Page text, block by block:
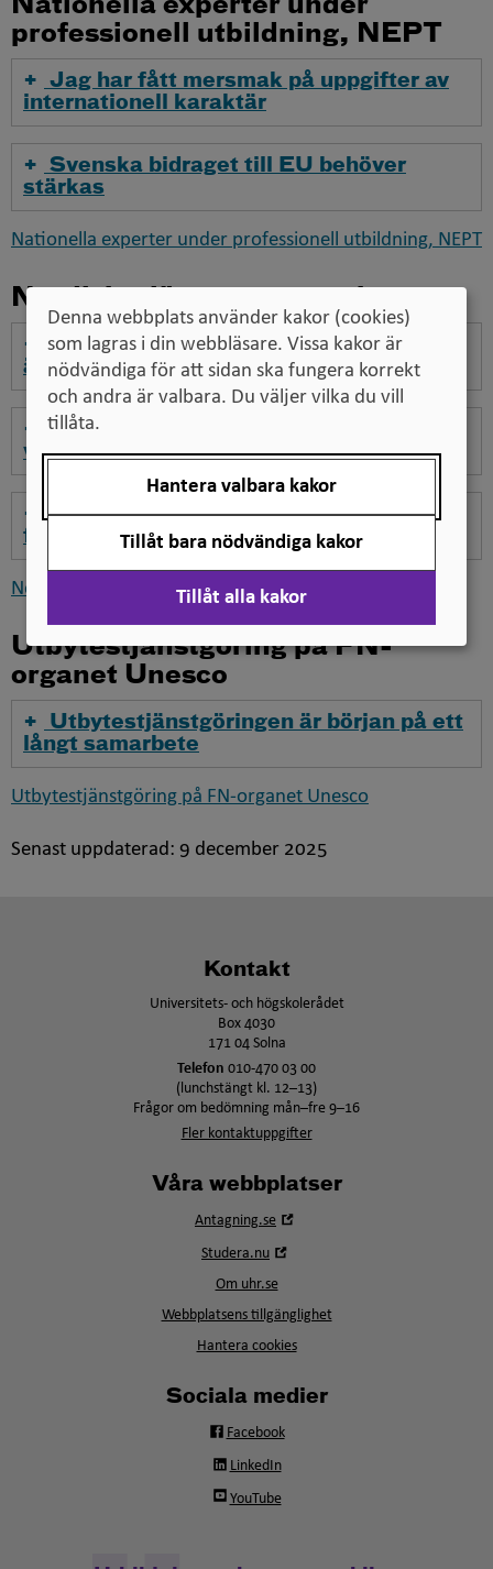
Nationella experter under
professionell utbildning, NEPT
Jag har fått mersmak på uppgifter av
internationell karaktär
Svenska bidraget till EU behöver
stärkas
Nationella experter under professionell utbildning, NEPT
Nordiskt tjänstemannautbyte
Det är som när kompetensutveckling
är som bäst!
Jag ser möjliga samarbeten mellan
våra länder
Min utbytestjänstgöring blev en vinst
för alla
Nordiskt tjänstepersonsutbyte
Utbytestjänstgöring på FN-
organet Unesco
Utbytestjänstgöringen är början på ett
långt samarbete
Utbytestjänstgöring på FN-organet Unesco
Senast uppdaterad: 9 december 2025
Kontakt
Universitets- och högskolerådet
Box 4030
171 04 Solna
Telefon 010-470 03 00
(lunchstängt kl. 12–13)
Frågor om bedömning mån–fre 9–16
Fler kontaktuppgifter
Våra webbplatser
Antagning.se
Studera.nu
fönster
Om uhr.se
Webbplatsens tillgänglighet
Hantera cookies
Sociala medier
Facebook
LinkedIn
YouTube
Denna webbplats använder kakor (cookies)
som lagras i din webbläsare. Vissa kakor är
nödvändiga för att sidan ska fungera korrekt
och andra är valbara. Du väljer vilka du vill
tillåta.
Hantera valbara kakor
Tillåt bara nödvändiga kakor
Tillåt alla kakor